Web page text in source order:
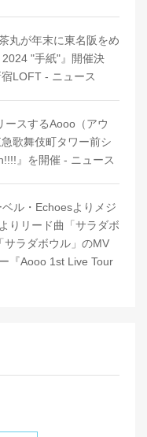
丸が年末に東名阪をめ
"手紙"』開催決
LOFT - ニュース
ースするAooo（アウ
歌舞伎町タワー前シ
』を開催 - ニュース
ル・Echoesよりメジ
りリード曲「サラダボ
サラダボウル」のMV
『Aooo 1st Live Tour